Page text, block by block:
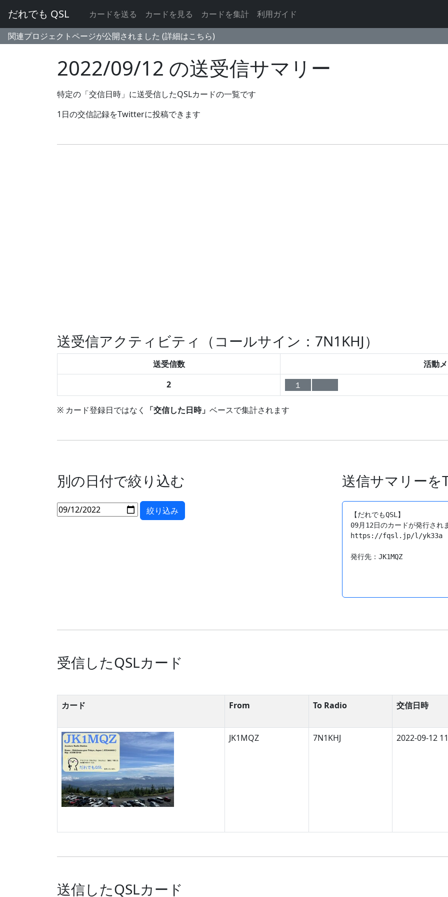
だれでも QSL カードを送る カードを見る カードを集計
利用ガイド
関連プロジェクトページが公開されました (詳細はこちら)
2022/09/12 の送受信サマリー
特定の「交信日時」に送受信したQSLカードの一覧です
1日の交信記録をTwitterに投稿できます
送受信アクティビティ（コールサイン：7N1KHJ）
送受信数
活動
2
１
※ カード登録日ではなく 「交信した日時」 ベースで集計されます
別の日付で絞り込む 送信サマリー
【だれでもQSL】
09月12日のカードが発行され
https://fqsl.jp/l/yk33a
受信したQSLカード
カード From To Radio 交信日時
JK1MQZ 7N1KHJ 2022-09-12
送信したQSLカード